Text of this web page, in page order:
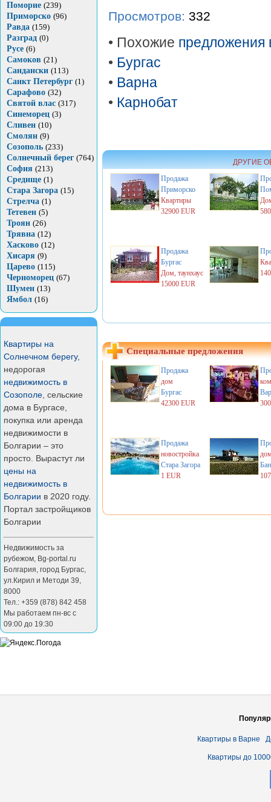
Поморие (239)
Приморско (96)
Равда (159)
Разград (0)
Русе (6)
Самоков (21)
Сандански (113)
Санкт Петербург (1)
Сарафово (32)
Святой влас (317)
Синеморец (3)
Сливен (10)
Смолян (9)
Созополь (233)
Солнечный берег (764)
София (213)
Средище (1)
Стара Загора (15)
Стрелча (1)
Тетевен (5)
Троян (26)
Трявна (12)
Хасково (12)
Хисаря (9)
Царево (115)
Черноморец (67)
Шумен (13)
Ямбол (16)
Квартиры на
Солнечном берегу,
недорогая
недвижимость в
Созополе , сельские
дома в Бургасе,
покупка или аренда
недвижимости в
Болгарии – это
просто. Вырастут ли
цены на
недвижимость в
Болгарии в 2020 году.
Портал застройщиков
Болгарии
Недвижимость за
рубежом, Bg-portal.ru
Болгария, город Бургас,
ул.Кирил и Методи 39,
8000
Тел.: +359 (878) 842 458
Мы работаем пн-вс с
09:00 до 19:30
Просмотров: 332
• Похожие предложения
• Бургас
• Варна
• Карнобат
ДРУГИЕ
Продажа
Приморско
Квартиры
32900 EUR
Продажа
Бургас
Дом, таунхаус
15000 EUR
Специальные предложения
Продажа
дом
Бургас
42300 EUR
Продажа
новостройка
Стара Загора
1 EUR
Квартиры в Варне
Квартиры до